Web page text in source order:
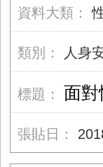
人身
面對